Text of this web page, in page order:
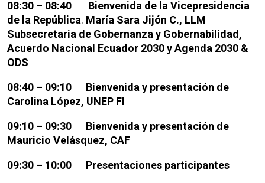
08:30 – 08:40
Bienvenida de la Vicepresidencia
de la República. María Sara Jijón C., LLM
Subsecretaria de Gobernanza y Gobernabilidad,
Acuerdo Nacional Ecuador 2030 y Agenda 2030 &
ODS
08:40 – 09:10 Bienvenida y presentación de
Carolina López, UNEP FI
09:10 – 09:30 Bienvenida y presentación de
Mauricio Velásquez, CAF
09:30 – 10:00 Presentaciones participantes